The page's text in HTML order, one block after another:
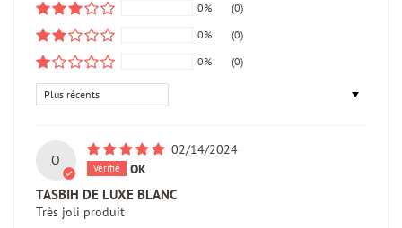
0%
(0)
0%
(0)
0%
(0)
Sort by
O
02/14/2024
OK
TASBIH DE LUXE BLANC
Très joli produit